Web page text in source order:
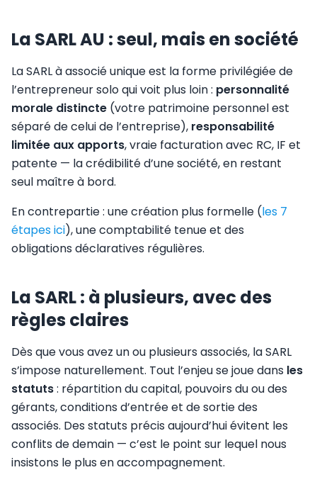
La SARL AU : seul, mais en société
La SARL à associé unique est la forme privilégiée de
l’entrepreneur solo qui voit plus loin : personnalité
morale distincte (votre patrimoine personnel est
séparé de celui de l’entreprise), responsabilité
limitée aux apports, vraie facturation avec RC, IF et
patente — la crédibilité d’une société, en restant
seul maître à bord.
En contrepartie : une création plus formelle (les 7
étapes ici), une comptabilité tenue et des
obligations déclaratives régulières.
La SARL : à plusieurs, avec des
règles claires
Dès que vous avez un ou plusieurs associés, la SARL
s’impose naturellement. Tout l’enjeu se joue dans les
statuts: répartition du capital, pouvoirs du ou des
gérants, conditions d’entrée et de sortie des
associés. Des statuts précis aujourd’hui évitent les
conflits de demain — c’est le point sur lequel nous
insistons le plus en accompagnement.